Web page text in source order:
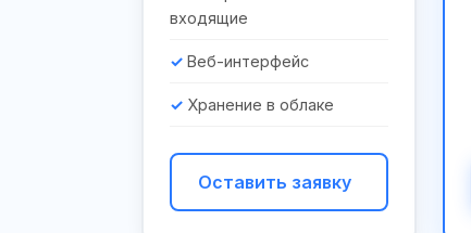
входящие
Веб-интерфейс
Хранение в облаке
Оставить заявку